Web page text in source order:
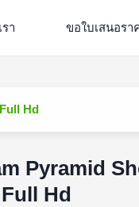
า ขอใบเสนอรา
Hd
Pyramid
Hd